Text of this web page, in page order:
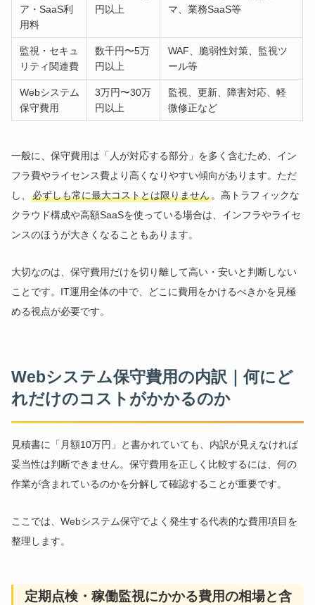
ア・SaaS利
用料
円以上
マ、業務SaaS等
監視・セキュ
リティ関連費
数千円〜5万
円以上
WAF、脆弱性対策、監視ツ
ール等
Webシステム
保守費用
3万円〜30万
円以上
監視、更新、障害対応、軽
微修正など
一般に、保守費用は「人が対応する部分」を多く含むため、イン
フラ費やライセンス費より高くなりやすい傾向があります。ただ
し、必ずしも常に最大コストとは限りません。高トラフィックな
クラウド構成や高額SaaSを使っている場合は、インフラやライセ
ンスのほうが大きくなることもあります。
大切なのは、保守費用だけを切り離して高い・安いと判断しない
ことです。IT運用全体の中で、どこに費用をかけるべきかを見極
める視点が必要です。
Webシステム保守費用の内訳｜何にど
れだけのコストがかかるのか
見積書に「月額10万円」と書かれていても、内訳が見えなければ
妥当性は判断できません。保守費用を正しく比較するには、何の
作業が含まれているのかを分解して確認することが重要です。
ここでは、Webシステム保守でよく発生する代表的な費用項目を
整理します。
定期点検・稼働監視にかかる費用の相場と含